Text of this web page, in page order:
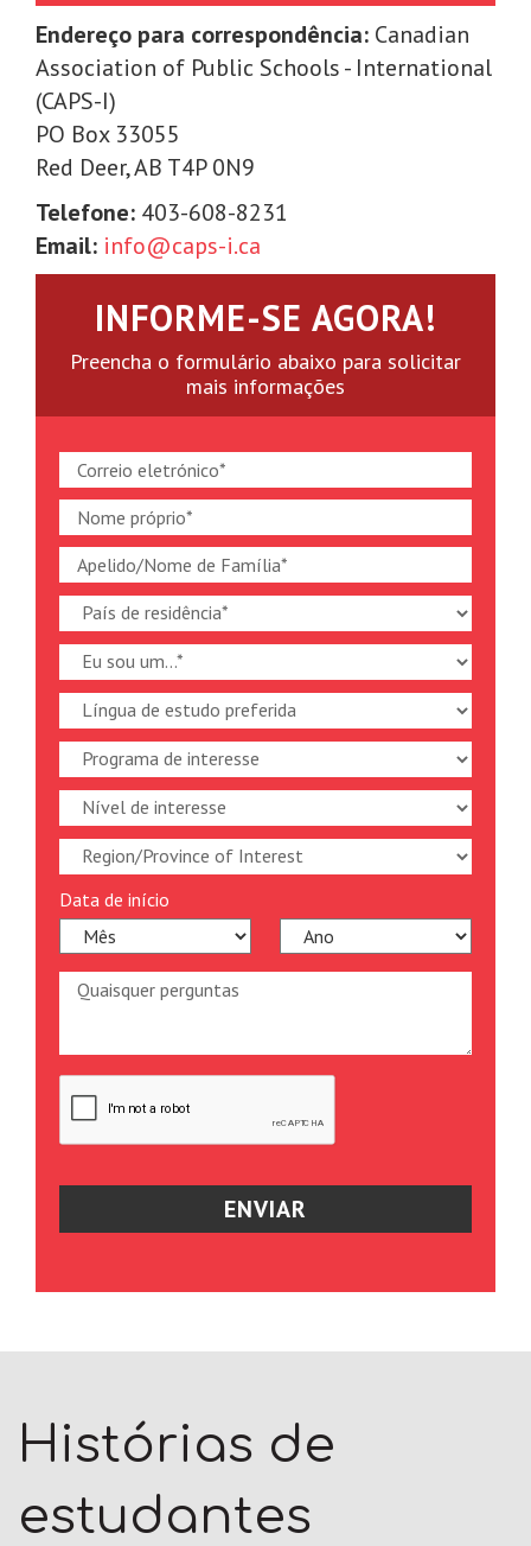
Endereço para correspondência: Canadian
Association of Public Schools - International
(CAPS-I)
PO Box 33055
Red Deer, AB T4P 0N9
Telefone: 403-608-8231
Email: info@caps-i.ca
INFORME-SE AGORA!
Preencha o formulário abaixo para solicitar
mais informações
Data de início
Histórias de
estudantes